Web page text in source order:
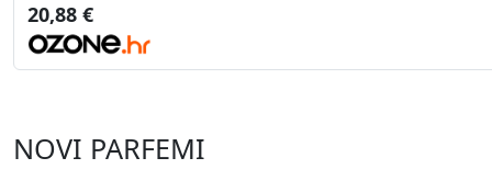
20,88 €
NOVI PARFEMI